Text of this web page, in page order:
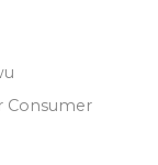
Consumer